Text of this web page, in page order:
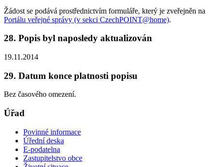
Žádost se podává prostřednictvím formuláře, který je zveřejněn na
Portálu veřejné správy (v sekci CzechPOINT@home).
28. Popis byl naposledy aktualizován
19.11.2014
29. Datum konce platnosti popisu
Bez časového omezení.
Úřad
Povinné informace
Úřední deska
E-podatelna
Zastupitelstvo obce